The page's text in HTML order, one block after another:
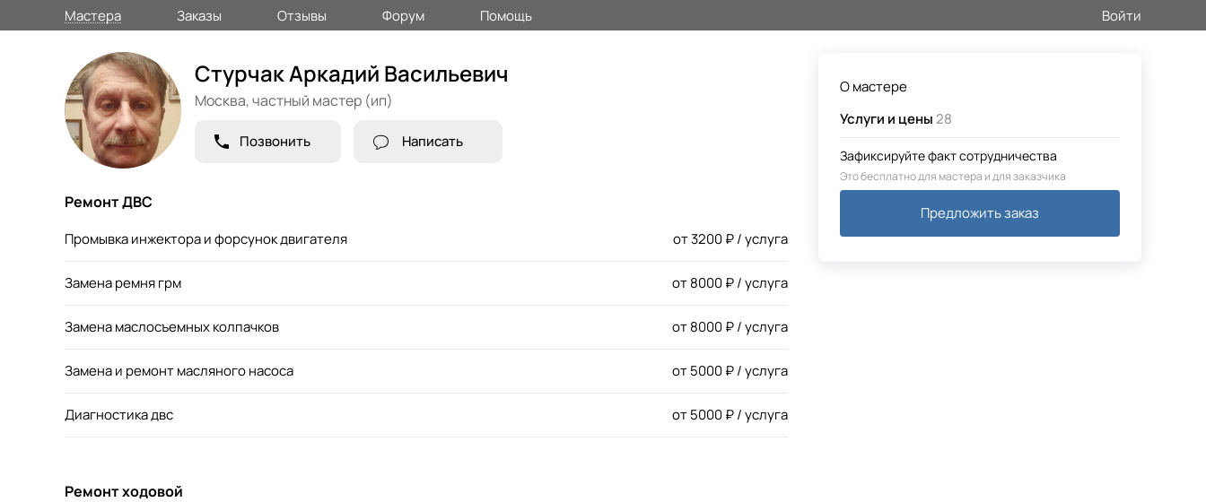
Мастера Заказы Отзывы Форум Помощь Войти
О мастере
Услуги и цены28
Зафиксируйте факт сотрудничества
Это бесплатно для мастера и для заказчика
Предложить заказ
Стурчак Аркадий Васильевич
Москва,частный мастер (ип)
Позвонить Написать
Ремонт ДВС
Промывка инжектора и форсунок двигателя от3200₽ / услуга
Замена ремня грм от8000₽ / услуга
Замена маслосъемных колпачков от8000₽ / услуга
Замена и ремонт масляного насоса от5000₽ / услуга
Диагностика двс от5000₽ / услуга
Ремонт ходовой